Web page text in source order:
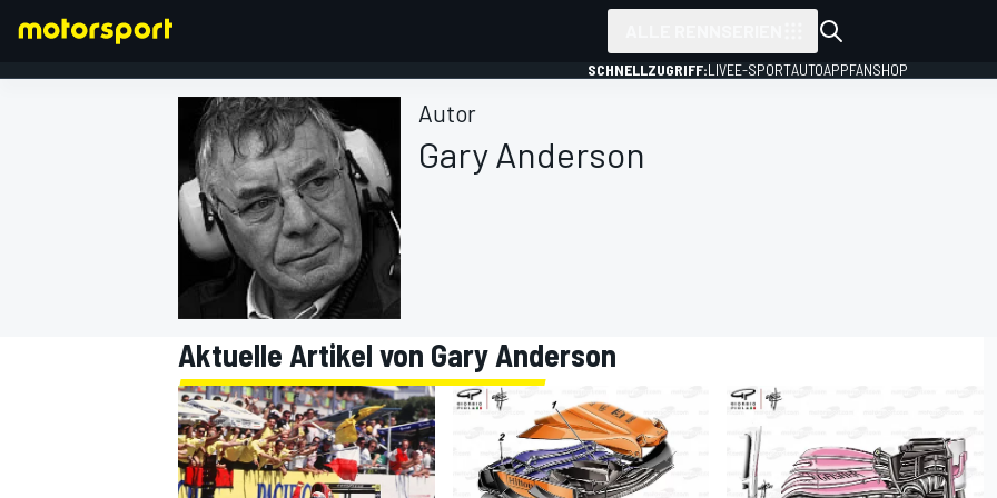
FORMEL 1
SCHNELLZUGRIFF:LIVEE-SPORTAUTOAPPFANSHOP
Autor
Gary Anderson
Aktuelle Artikel von Gary Anderson